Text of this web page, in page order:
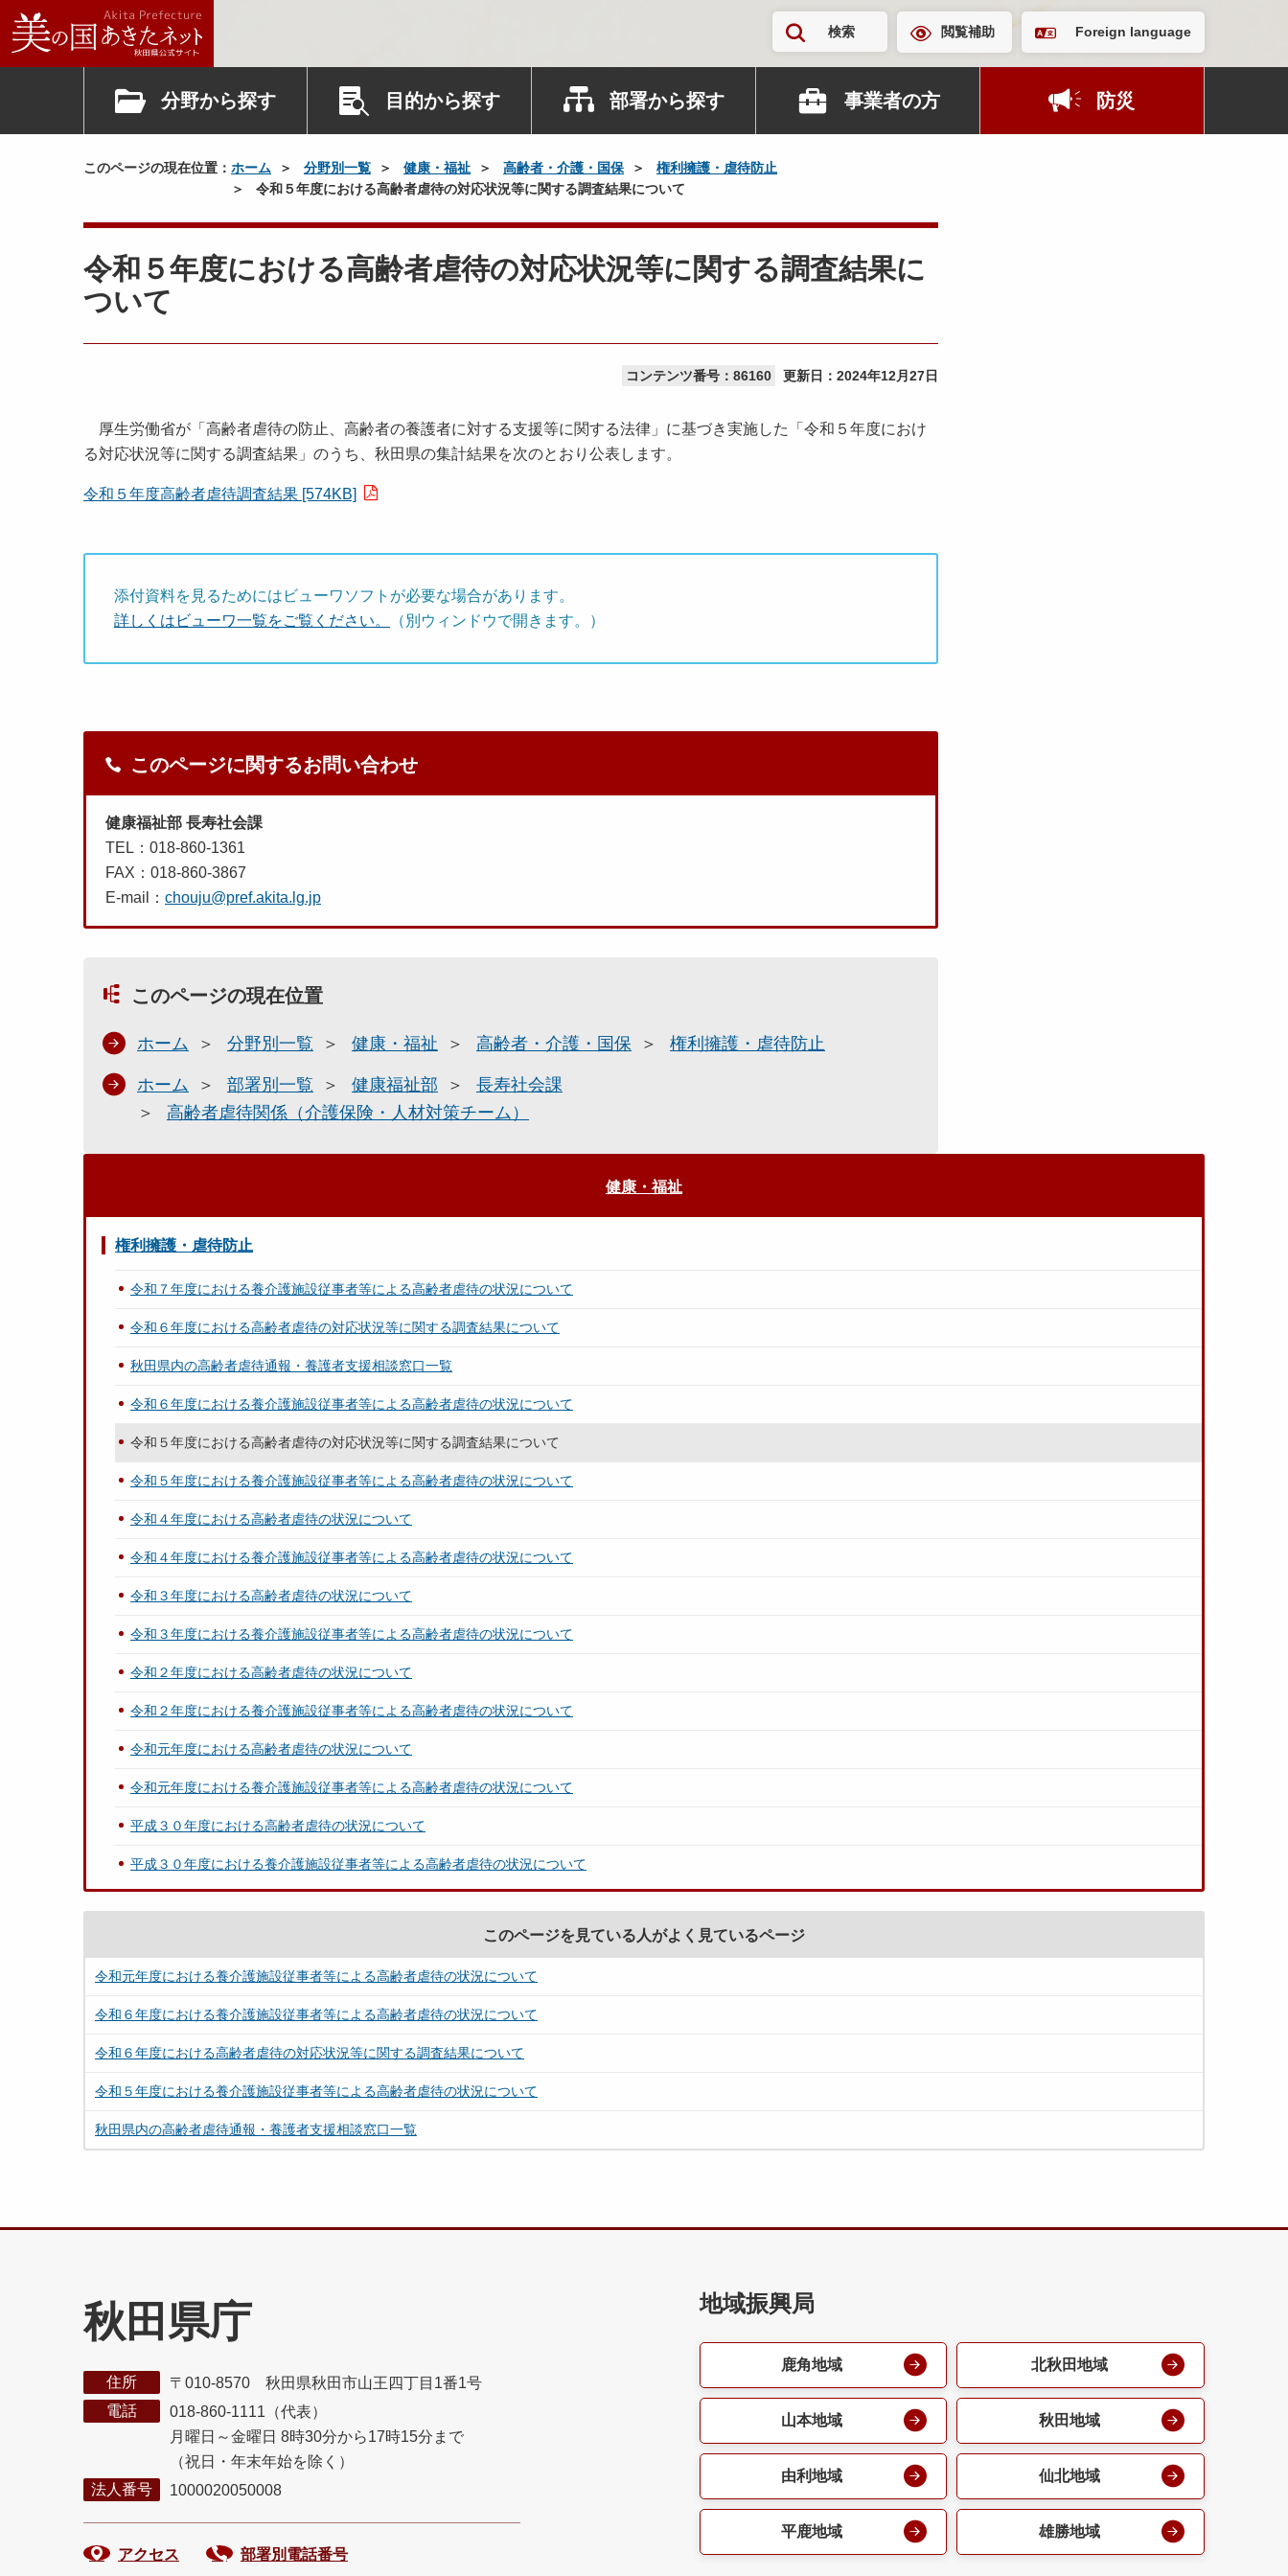
検索 閲覧補助 Foreign language
分野から探す 目的から探す 部署から探す 事業者の方 防災
このページの現在位置： ホーム 分野別一覧 健康・福祉 高齢者・介護・国保
権利擁護・虐待防止
令和５年度における高齢者虐待の対応状況等に関する調査結果について
令和５年度における高齢者虐待の対応状況等に関する調査結果に
ついて
コンテンツ番号：86160 更新日： 2024年12月27日
厚生労働省が「高齢者虐待の防止、高齢者の養護者に対する支援等に関する法律」に基づき実施した「令和５年度におけ
る対応状況等に関する調査結果」のうち、秋田県の集計結果を次のとおり公表します。
令和５年度高齢者虐待調査結果 [574KB]
添付資料を見るためにはビューワソフトが必要な場合があります。
詳しくはビューワ一覧をご覧ください。
（別ウィンドウで開きます。）
このページに関するお問い合わせ
健康福祉部 長寿社会課
TEL：018-860-1361
FAX：018-860-3867
E-mail： chouju@pref.akita.lg.jp
このページの現在位置
ホーム 分野別一覧 健康・福祉 高齢者・介護・国保 権利擁護・虐待防止
ホーム 部署別一覧 健康福祉部
長寿社会課
高齢者虐待関係（介護保険・人材対策チーム）
健康・福祉
権利擁護・虐待防止
令和７年度における養介護施設従事者等による高齢者虐待の状況について
令和６年度における高齢者虐待の対応状況等に関する調査結果について
秋田県内の高齢者虐待通報・養護者支援相談窓口一覧
令和６年度における養介護施設従事者等による高齢者虐待の状況について
令和５年度における高齢者虐待の対応状況等に関する調査結果について
令和５年度における養介護施設従事者等による高齢者虐待の状況について
令和４年度における高齢者虐待の状況について
令和４年度における養介護施設従事者等による高齢者虐待の状況について
令和３年度における高齢者虐待の状況について
令和３年度における養介護施設従事者等による高齢者虐待の状況について
令和２年度における高齢者虐待の状況について
令和２年度における養介護施設従事者等による高齢者虐待の状況について
令和元年度における高齢者虐待の状況について
令和元年度における養介護施設従事者等による高齢者虐待の状況について
平成３０年度における高齢者虐待の状況について
平成３０年度における養介護施設従事者等による高齢者虐待の状況について
このページを見ている人がよく見ているページ
令和元年度における養介護施設従事者等による高齢者虐待の状況について
令和６年度における養介護施設従事者等による高齢者虐待の状況について
令和６年度における高齢者虐待の対応状況等に関する調査結果について
令和５年度における養介護施設従事者等による高齢者虐待の状況について
秋田県内の高齢者虐待通報・養護者支援相談窓口一覧
秋田県庁
住所
〒010-8570 秋田県秋田市山王四丁目1番1号
電話
018-860-1111（代表）
月曜日～金曜日 8時30分から17時15分まで
（祝日・年末年始を除く）
法人番号
1000020050008
アクセス 部署別電話番号
地域振興局
鹿角地域 北秋田地域
山本地域 秋田地域
由利地域 仙北地域
平鹿地域 雄勝地域